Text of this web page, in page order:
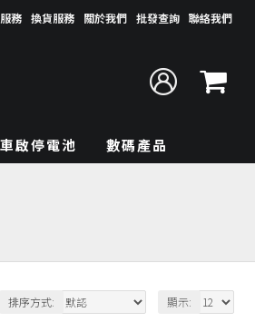
務 換貨服務 關於我們 批發查詢 聯絡我們
啟停電池 數碼產品
排序方式: 顯示: